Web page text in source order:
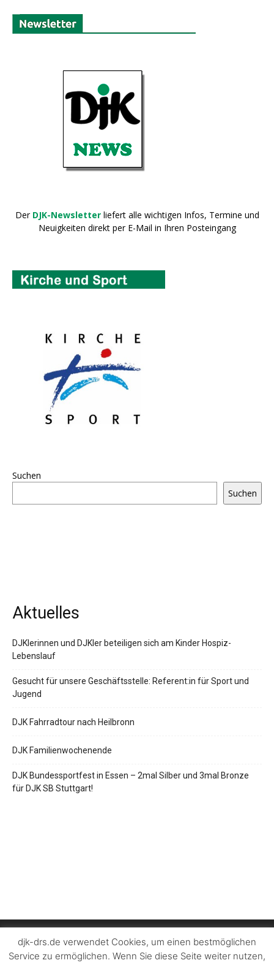
Der DJK-Newsletterliefert alle wichtigen Infos, Termine und
Neuigkeiten direkt per E-Mail in Ihren Posteingang
Suchen
Suchen
Aktuelles
DJKlerinnen und DJKler beteiligen sich am Kinder Hospiz-
Lebenslauf
Gesucht für unsere Geschäftsstelle: Referent:in für Sport und
Jugend
DJK Fahrradtour nach Heilbronn
DJK Familienwochenende
DJK Bundessportfest in Essen – 2mal Silber und 3mal Bronze
für DJK SB Stuttgart!
djk-drs.de verwendet Cookies, um einen bestmöglichen
Service zu ermöglichen. Wenn Sie diese Seite weiter nutzen,